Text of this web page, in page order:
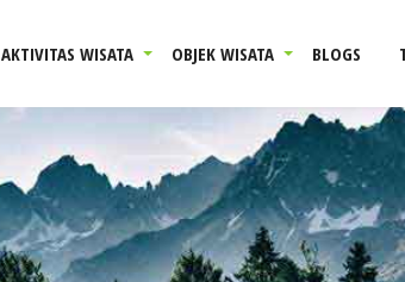
AKTIVITAS WISATA OBJEK WISATA BLOGS